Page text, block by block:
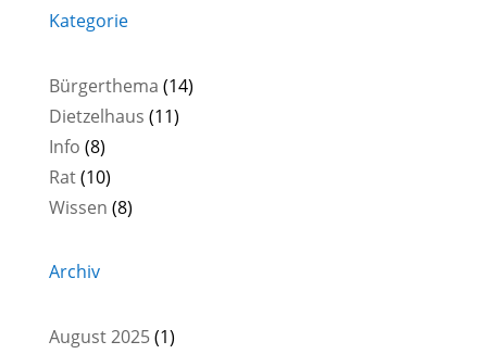
Kategorie
Bürgerthema (14)
Dietzelhaus (11)
Info (8)
Rat(10)
Wissen (8)
Archiv
August 2025(1)